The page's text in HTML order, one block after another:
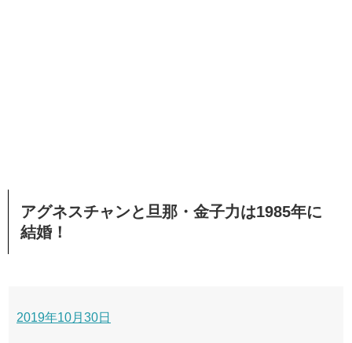
アグネスチャンと旦那・金子力は1985年に
結婚！
2019年10月30日